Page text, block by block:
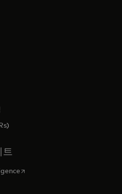
트
새 탭에서 열림
에서 열림